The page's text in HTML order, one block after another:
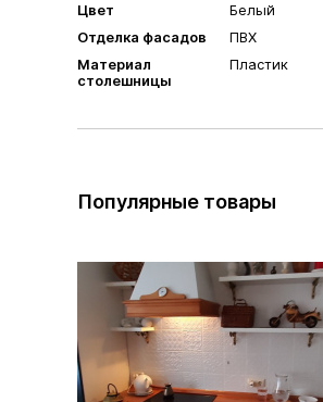
Цвет
Белый
Отделка фасадов
ПВХ
Материал
столешницы
Пластик
Популярные товары